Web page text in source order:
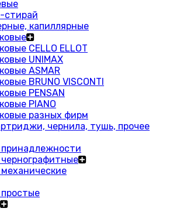
стирай
капиллярные
CELLO ELLOT
UNIMAX
ASMAR
BRUNO VISCONTI
PENSAN
PIANO
разных фирм
чернила, тушь, прочее